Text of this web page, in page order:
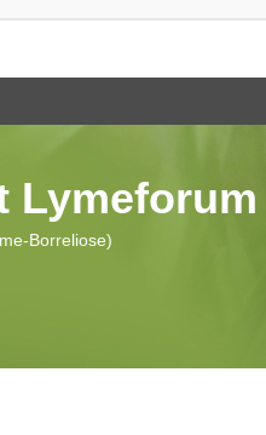
Lymeforum
Borreliose)